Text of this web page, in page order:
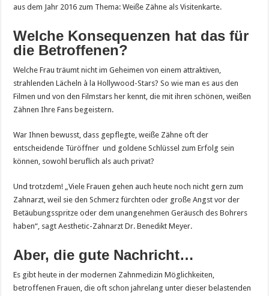
aus dem Jahr 2016 zum Thema: Weiße Zähne als Visitenkarte.
Welche Konsequenzen hat das für
die Betroffenen?
Welche Frau träumt nicht im Geheimen von einem attraktiven,
strahlenden Lächeln à la Hollywood-Stars? So wie man es aus den
Filmen und von den Filmstars her kennt, die mit ihren schönen, weißen
Zähnen Ihre Fans begeistern.
War Ihnen bewusst, dass gepflegte, weiße Zähne oft der
entscheidende Türöffner und goldene Schlüssel zum Erfolg sein
können, sowohl beruflich als auch privat?
Und trotzdem! „Viele Frauen gehen auch heute noch nicht gern zum
Zahnarzt, weil sie den Schmerz fürchten oder große Angst vor der
Betäubungsspritze oder dem unangenehmen Geräusch des Bohrers
haben“, sagt Aesthetic-Zahnarzt Dr. Benedikt Meyer.
Aber, die gute Nachricht…
Es gibt heute in der modernen Zahnmedizin Möglichkeiten,
betroffenen Frauen, die oft schon jahrelang unter dieser belastenden